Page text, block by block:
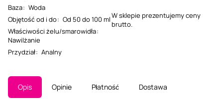
Baza: Woda
Objętość od i do: Od 50 do 100 ml
Właściwości żelu/smarowidła:
Nawilżanie
Przydział: Analny
W sklepie prezentujemy ceny
brutto.
Opis Opinie Płatność Dostawa